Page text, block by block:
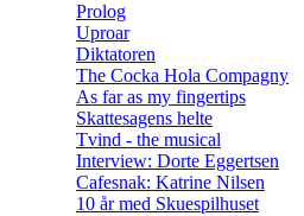
Prolog
Uproar
Diktatoren
The Cocka Hola Compagny
As far as my fingertips
Skattesagens helte
Tvind - the musical
Interview: Dorte Eggertsen
Cafesnak: Katrine Nilsen
10 år med Skuespilhuset